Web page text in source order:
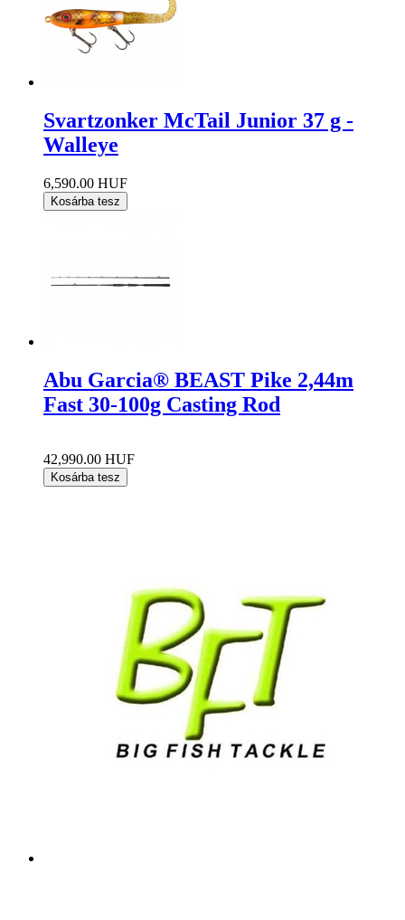
Svartzonker McTail Junior 37 g -
Walleye
6,590.00 HUF
Kosárba tesz
Abu Garcia® BEAST Pike 2,44m
Fast 30-100g Casting Rod
42,990.00 HUF
Kosárba tesz